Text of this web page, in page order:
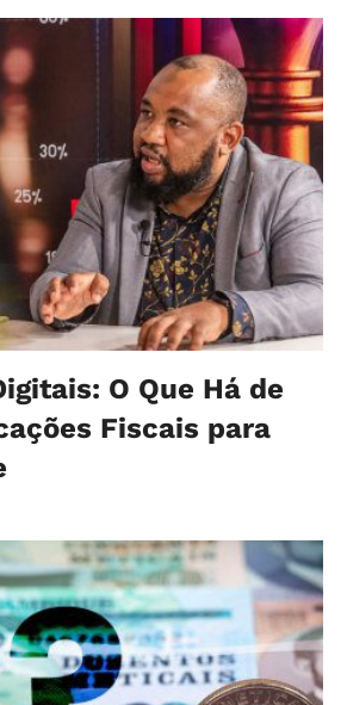
O Que Há de
Fiscais para